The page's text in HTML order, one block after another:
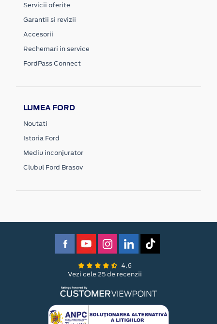
Servicii oferite
Garantii si revizii
Accesorii
Rechemari in service
FordPass Connect
LUMEA FORD
Noutati
Istoria Ford
Mediu inconjurator
Clubul Ford Brasov
4.6
Vezi cele 25 de recenzii